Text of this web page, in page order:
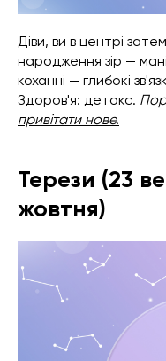
Діви, ви в центрі
народження зір —
коханні — глибокі
Здоров'я: детокс.
привітати нове.
Терези (23
жовтня)